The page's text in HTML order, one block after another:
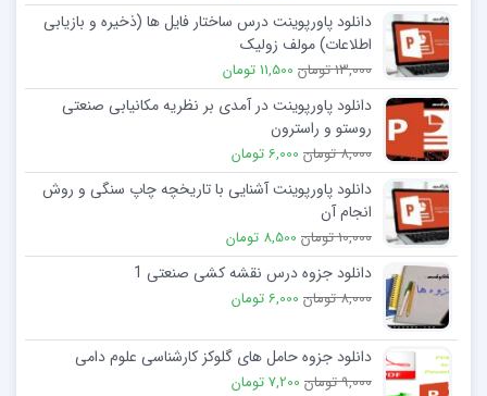
دانلود پاورپوینت درس ساختار فایل ها (ذخیره و بازیابی
اطلاعات) مولف زولیک
13,000 تومان 11,500 تومان
دانلود پاورپوینت در آمدی بر نظریه مکانیابی صنعتی
روستو و راسترون
8,000 تومان 6,000 تومان
دانلود پاورپوینت آشنایی با تاریخچه چاپ سنگی و روش
انجام آن
10,000 تومان 8,500 تومان
دانلود جزوه درس نقشه کشی صنعتی 1
8,000 تومان 6,000 تومان
دانلود جزوه حامل های گلوکز کارشناسی علوم دامی
9,000 تومان 7,200 تومان